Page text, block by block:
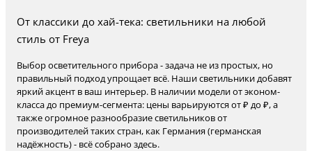
От классики до хай-тека: светильники на любой
стиль от Freya
Выбор осветительного прибора - задача не из простых, но
правильный подход упрощает всё. Наши светильники добавят
яркий акцент в ваш интерьер. В наличии модели от эконом-
класса до премиум-сегмента: цены варьируются от ₽ до ₽, а
также огромное разнообразие светильников от
производителей таких стран, как Германия (германская
надёжность) - всё собрано здесь.